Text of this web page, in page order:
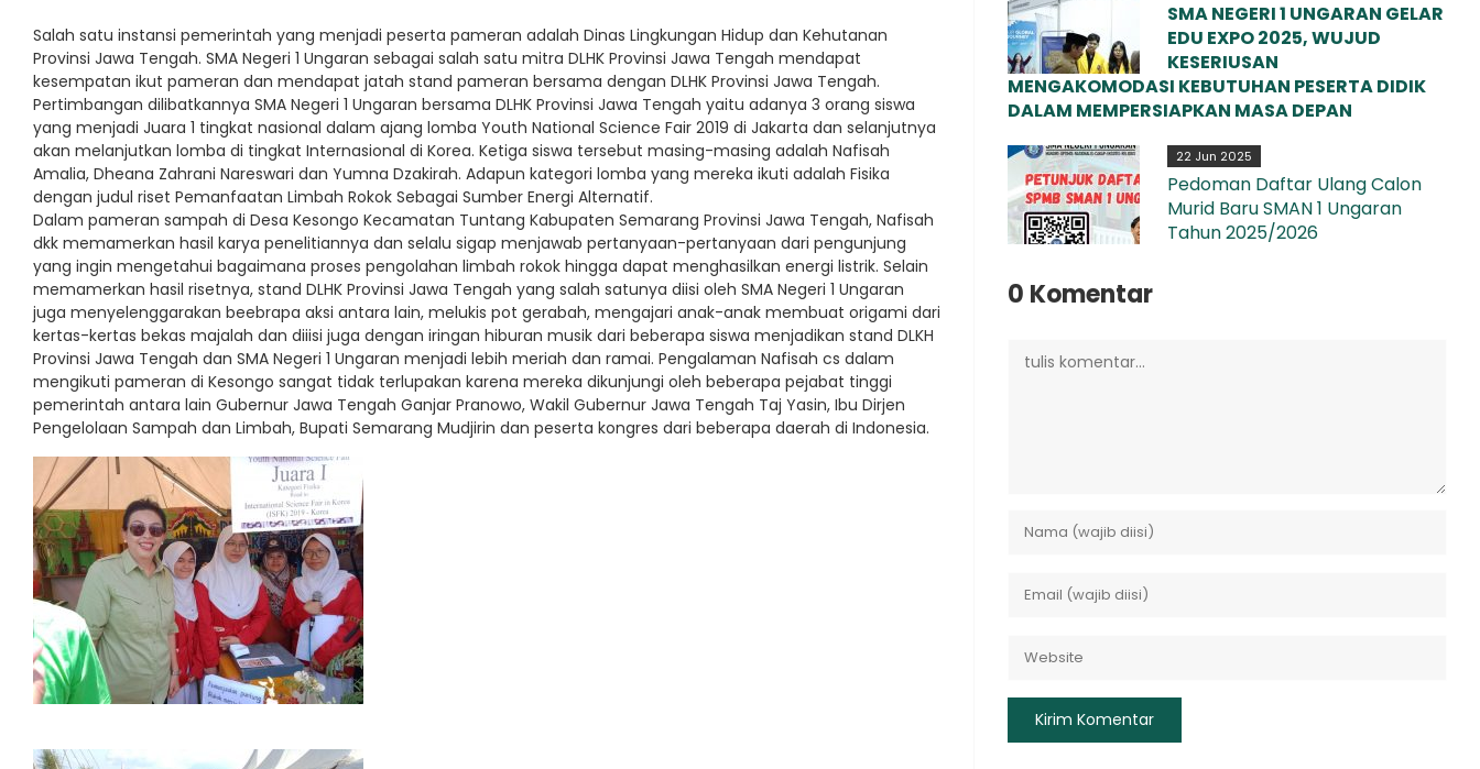
Salah satu instansi pemerintah yang menjadi peserta pameran adalah Dinas Lingkungan Hidup dan Kehutanan
Provinsi Jawa Tengah. SMA Negeri 1 Ungaran sebagai salah satu mitra DLHK Provinsi Jawa Tengah mendapat
kesempatan ikut pameran dan mendapat jatah stand pameran bersama dengan DLHK Provinsi Jawa Tengah.
Pertimbangan dilibatkannya SMA Negeri 1 Ungaran bersama DLHK Provinsi Jawa Tengah yaitu adanya 3 orang siswa
yang menjadi Juara 1 tingkat nasional dalam ajang lomba Youth National Science Fair 2019 di Jakarta dan selanjutnya
akan melanjutkan lomba di tingkat Internasional di Korea. Ketiga siswa tersebut masing-masing adalah Nafisah
Amalia, Dheana Zahrani Nareswari dan Yumna Dzakirah. Adapun kategori lomba yang mereka ikuti adalah Fisika
dengan judul riset Pemanfaatan Limbah Rokok Sebagai Sumber Energi Alternatif.
Dalam pameran sampah di Desa Kesongo Kecamatan Tuntang Kabupaten Semarang Provinsi Jawa Tengah, Nafisah
dkk memamerkan hasil karya penelitiannya dan selalu sigap menjawab pertanyaan-pertanyaan dari pengunjung
yang ingin mengetahui bagaimana proses pengolahan limbah rokok hingga dapat menghasilkan energi listrik. Selain
memamerkan hasil risetnya, stand DLHK Provinsi Jawa Tengah yang salah satunya diisi oleh SMA Negeri 1 Ungaran
juga menyelenggarakan beebrapa aksi antara lain, melukis pot gerabah, mengajari anak-anak membuat origami dari
kertas-kertas bekas majalah dan diiisi juga dengan iringan hiburan musik dari beberapa siswa menjadikan stand DLKH
Provinsi Jawa Tengah dan SMA Negeri 1 Ungaran menjadi lebih meriah dan ramai. Pengalaman Nafisah cs dalam
mengikuti pameran di Kesongo sangat tidak terlupakan karena mereka dikunjungi oleh beberapa pejabat tinggi
pemerintah antara lain Gubernur Jawa Tengah Ganjar Pranowo, Wakil Gubernur Jawa Tengah Taj Yasin, Ibu Dirjen
Pengelolaan Sampah dan Limbah, Bupati Semarang Mudjirin dan peserta kongres dari beberapa daerah di Indonesia.
SMA NEGERI 1 UNGARAN GELAR
EDU EXPO 2025, WUJUD
KESERIUSAN
MENGAKOMODASI KEBUTUHAN PESERTA DIDIK
DALAM MEMPERSIAPKAN MASA DEPAN
22 Jun 2025
Pedoman Daftar Ulang Calon
Murid Baru SMAN 1 Ungaran
Tahun 2025/2026
0 Komentar